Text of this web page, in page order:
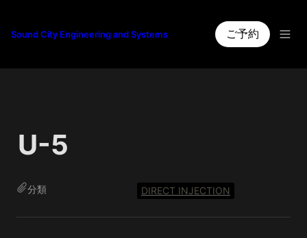
Sound City Engineering and Systems ご予約
U-5
分類 DIRECT INJECTION